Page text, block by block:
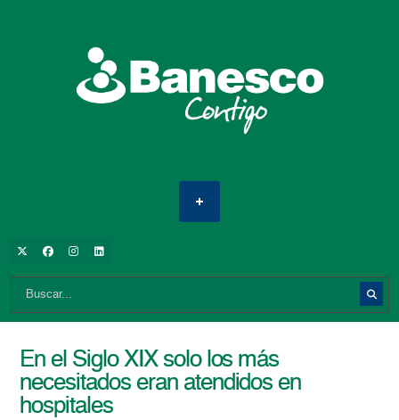
En el Siglo XIX solo los más
necesitados eran atendidos en
hospitales